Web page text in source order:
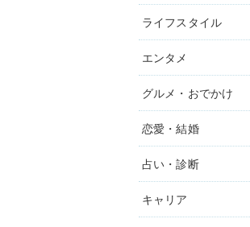
ライフスタイル
エンタメ
グルメ・おでかけ
恋愛・結婚
占い・診断
キャリア